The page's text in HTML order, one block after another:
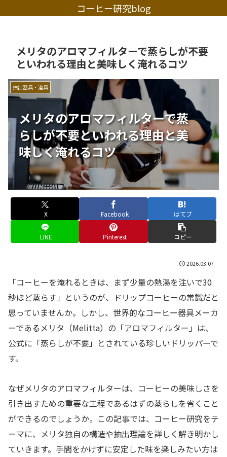
コーヒー研究blog
メリタのアロマフィルターで蒸らしが不要
といわれる理由と美味しく淹れるコツ
メリタのアロマフィルターで蒸
らしが不要といわれる理由と美
味しく淹れるコツ
抽出器具・道具
X Facebook はてブ
LINE Pinterest コピー
2026.03.07
「コーヒーを淹れるときは、まず少量の熱湯を注いで30
秒ほど蒸らす」というのが、ドリップコーヒーの常識だと
思っていませんか。しかし、世界的なコーヒー器具メーカ
ーであるメリタ（Melitta）の「アロマフィルター」は、
公式に「蒸らしが不要」とされている珍しいドリッパーで
す。
なぜメリタのアロマフィルターは、コーヒーの美味しさを
引き出すための重要な工程であるはずの蒸らしを省くこと
ができるのでしょうか。この記事では、コーヒー研究をテ
ーマに、メリタ独自の構造や抽出理論を詳しく解き明かし
ていきます。手間をかけずに安定した味を楽しみたい方は